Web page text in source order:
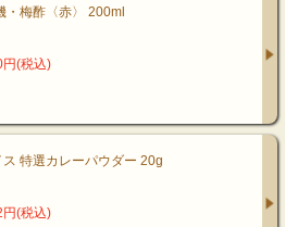
・梅酢〈赤〉 200ml
(税込)
特選カレーパウダー 20g
(税込)